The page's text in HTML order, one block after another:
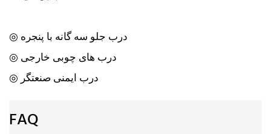
◎ درب های چوبی خارجی
◎ درب ایمنی صنعتگر
FAQ